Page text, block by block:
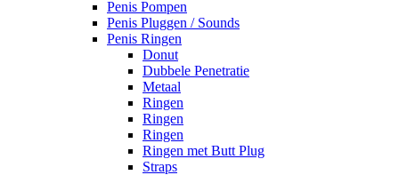
Penis Pompen
Penis Pluggen / Sounds
Penis Ringen
Donut
Dubbele Penetratie
Metaal
Ringen
Ringen
Ringen
Ringen met Butt Plug
Straps